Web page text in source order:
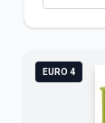
EURO 4